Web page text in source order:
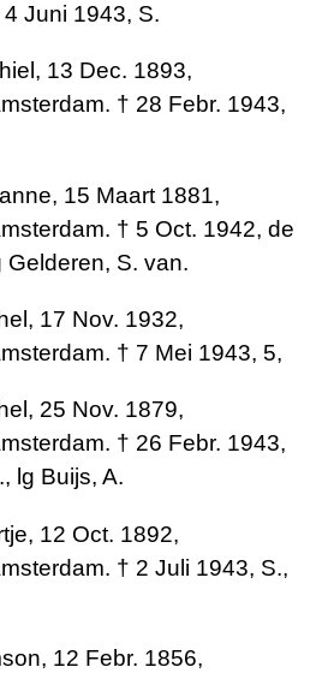
Juni 1943, S.
13 Dec. 1893,
† 28 Febr. 1943,
15 Maart 1881,
† 5 Oct. 1942, de
S. van.
17 Nov. 1932,
† 7 Mei 1943, 5,
25 Nov. 1879,
† 26 Febr. 1943,
lg Buijs, A.
12 Oct. 1892,
† 2 Juli 1943, S.,
12 Febr. 1856,